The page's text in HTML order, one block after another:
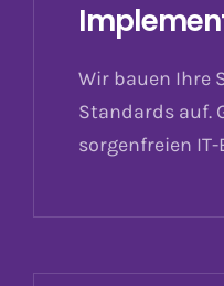
Wir bauen Ihre
Standards auf.
sorgenfreien